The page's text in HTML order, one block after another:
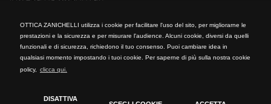
OTTICA ZANICHELLI utilizza i cookie per facilitare l'uso del sito, per migliorarne le
prestazioni e la sicurezza e per misurare l'audience. Alcuni cookie, diversi da quelli
funzionali e di sicurezza, richiedono il tuo consenso. Puoi cambiare idea in
qualsiasi momento impostando i tuoi cookie. Per saperne di più sulla nostra cookie
policy, clicca qui.
DISATTIVA
fax: +39 02 66300794
mail: info@otticazanichelli.it